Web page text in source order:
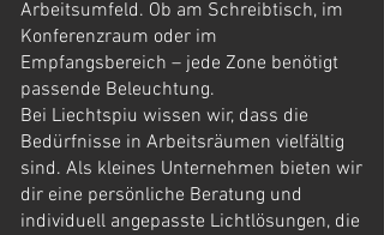
Arbeitsumfeld. Ob am Schreibtisch, im
Konferenzraum oder im
Empfangsbereich – jede Zone benötigt
passende Beleuchtung.
Bei Liechtspiu wissen wir, dass die
Bedürfnisse in Arbeitsräumen vielfältig
sind. Als kleines Unternehmen bieten wir
dir eine persönliche Beratung und
individuell angepasste Lichtlösungen, die